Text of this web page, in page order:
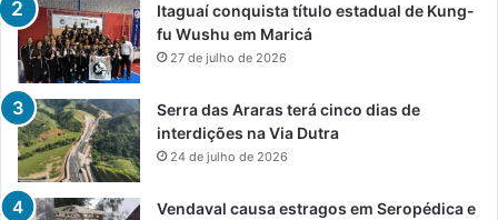
Itaguaí conquista título estadual de Kung-
fu Wushu em Maricá
27 de julho de 2026
Serra das Araras terá cinco dias de
interdições na Via Dutra
24 de julho de 2026
Vendaval causa estragos em Seropédica e